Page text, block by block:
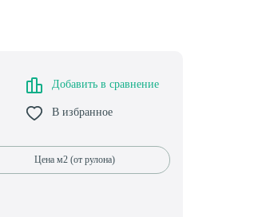
Добавить в сравнение
В избранное
Цена м2 (от рулона)